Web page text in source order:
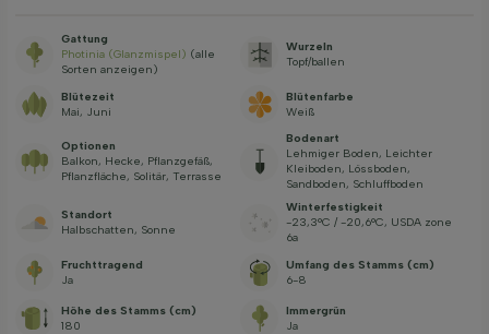
Gattung
Photinia (Glanzmispel) (alle
Sorten anzeigen)
Wurzeln
Topf/ballen
Blütezeit
Mai, Juni
Blütenfarbe
Weiß
Optionen
Balkon, Hecke, Pflanzgefäß,
Pflanzfläche, Solitär, Terrasse
Bodenart
Lehmiger Boden, Leichter
Kleiboden, Lössboden,
Sandboden, Schluffboden
Standort
Halbschatten, Sonne
Winterfestigkeit
-23,3°C / -20,6°C, USDA zone
6a
Fruchttragend
Ja
Umfang des Stamms (cm)
6-8
Höhe des Stamms (cm)
180
Immergrün
Ja